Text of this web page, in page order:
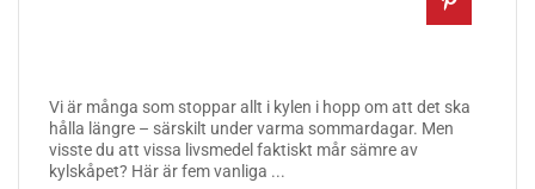
Vi är många som stoppar allt i kylen i hopp om att det ska
hålla längre – särskilt under varma sommardagar. Men
visste du att vissa livsmedel faktiskt mår sämre av
kylskåpet? Här är fem vanliga ...